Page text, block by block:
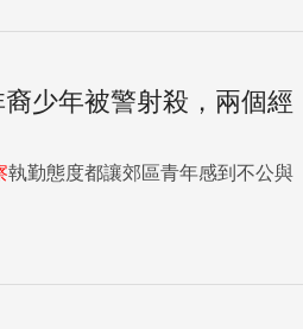
少年被警射殺，兩個經
執勤態度都讓郊區青年感到不公與